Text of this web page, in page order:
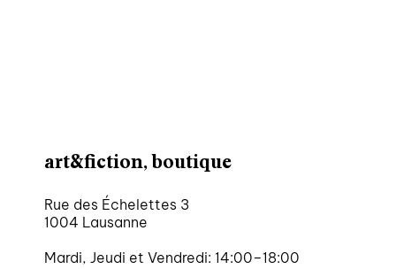
art&fiction, boutique
Rue des Échelettes 3
1004 Lausanne
Mardi, Jeudi et Vendredi: 14:00–18:00